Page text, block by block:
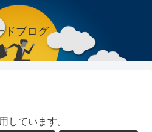
ドブログ
しています。